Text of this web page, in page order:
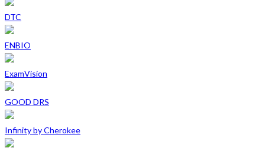
DTC
ENBIO
ExamVision
GOOD DRS
Infinity by Cherokee